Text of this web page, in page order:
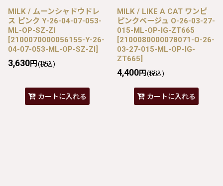
MILK / ムーンシャドウドレ
ス ピンク Y-26-04-07-053-
ML-OP-SZ-ZI
[2100070000056155-Y-26-
04-07-053-ML-OP-SZ-ZI]
3,630円 (税込)
カートに入れる
MILK / LIKE A CAT ワンピ
ピンクベージュ O-26-03-27-
015-ML-OP-IG-ZT665
[2100080000078071-O-26-
03-27-015-ML-OP-IG-
ZT665]
4,400円 (税込)
カートに入れる